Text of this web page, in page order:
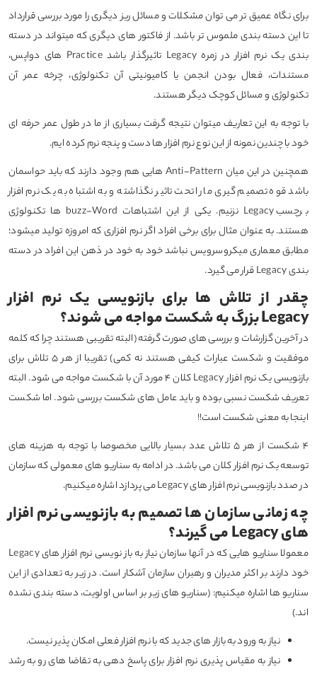
برای نگاه عمیق تر می توان مشکلات و مسائل ریز دیگری را مورد بررسی قرارداد
تا این دسته بندی ملموس تر باشد. از فاکتور های دیگری که میتواند در دسته
بندی یک نرم افزار در زمره Legacy تاثیرگذار باشد Practice های دواپس،
مستندات، فعال بودن انجمن یا کامیونیتی آن تکنولوژی، چرخه عمر آن
تکنولوژی و مسائل کوچک دیگر هستند.
با توجه به این تعاریف میتوان نتیجه گرفت بسیاری از ما در طول عمر حرفه ای
خود با چندین نمونه از این نوع نرم افزار ها دست و پنجه نرم کرده ایم.
همچنین در این میان Anti-Pattern هایی هم وجود دارند که باید حواسمان
باشد قوه تصمیم گیری ما را تحت تاثیر نگذاشته و به اشتباه به یک نرم افزار
برچسب Legacy نزنیم. یکی از این اشتباهات buzz-Word ها تکنولوژی
هستند. به عنوان مثال برای برخی افراد اگر نرم افزاری که امروزه تولید میشود؛
مطابق معماری میکروسرویس نباشد خود به خود در ذهن این افراد در دسته
بندی Legacy قرار می گیرد.
چقدر از تلاش ها برای بازنویسی یک نرم افزار
Legacy بزرگ به شکست مواجه می شوند؟
در آخرین گزارشات و بررسی های صورت گرفته (البته تقریبی هستند چرا که کلمه
موفقیت و شکست عبارات کیفی هستند نه کمی) تقریبا از هر ۵ تلاش برای
بازنویسی یک نرم افزار Legacy کلان ۴ مورد آن با شکست مواجه می شود. البته
تعریف شکست نسبی بوده و باید عامل های شکست بررسی شود. اما شکست
اینجا به معنی شکست است!!
۴ شکست از هر ۵ تلاش عدد بسیار بالایی مخصوصا با توجه به هزینه های
توسعه یک نرم افزار کلان می باشد. در ادامه به سناریو های معمولی که سازمان
در صدد بازنویسی نرم افزار های Legacy می پردازد اشاره میکنیم.
چه زمانی سازمان ها تصمیم به بازنویسی نرم افزار
های Legacy می گیرند؟
معمولا سناریو هایی که در آنها سازمان نیاز به باز نویسی نرم افزار های Legacy
خود دارند بر اکثر مدیران و رهبران سازمان آشکار است. در زیر به تعدادی از این
سناریو ها اشاره میکنیم: (سناریو های زیر بر اساس اولویت، دسته بندی نشده
اند.)
نیاز به ورود به بازار های جدید که با نرم افزار فعلی امکان پذیر نیست.
نیاز به مقیاس پذیری نرم افزار برای پاسخ دهی به تقاضا های رو به رشد